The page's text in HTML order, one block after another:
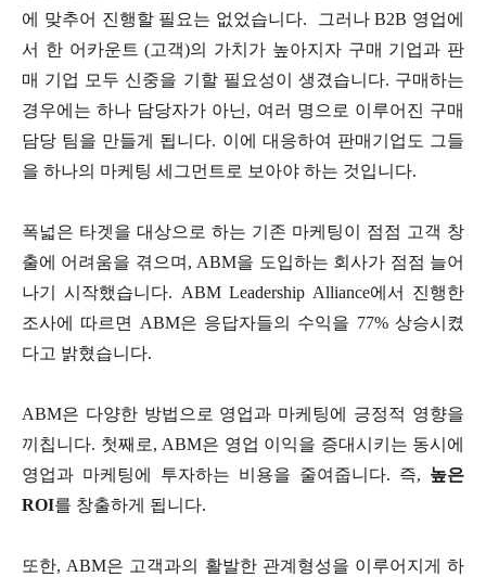
에 맞추어 진행할 필요는 없었습니다. 그러나 B2B 영업에
서 한 어카운트 (고객)의 가치가 높아지자 구매 기업과 판
매 기업 모두 신중을 기할 필요성이 생겼습니다. 구매하는
경우에는 하나 담당자가 아닌, 여러 명으로 이루어진 구매
담당 팀을 만들게 됩니다. 이에 대응하여 판매기업도 그들
을 하나의 마케팅 세그먼트로 보아야 하는 것입니다.
폭넓은 타겟을 대상으로 하는 기존 마케팅이 점점 고객 창
출에 어려움을 겪으며, ABM을 도입하는 회사가 점점 늘어
나기 시작했습니다. ABM Leadership Alliance에서 진행한
조사에 따르면 ABM은 응답자들의 수익을 77% 상승시켰
다고 밝혔습니다.
ABM은 다양한 방법으로 영업과 마케팅에 긍정적 영향을
끼칩니다. 첫째로, ABM은 영업 이익을 증대시키는 동시에
영업과 마케팅에 투자하는 비용을 줄여줍니다. 즉, 높은
ROI를 창출하게 됩니다.
또한, ABM은 고객과의 활발한 관계형성을 이루어지게 하